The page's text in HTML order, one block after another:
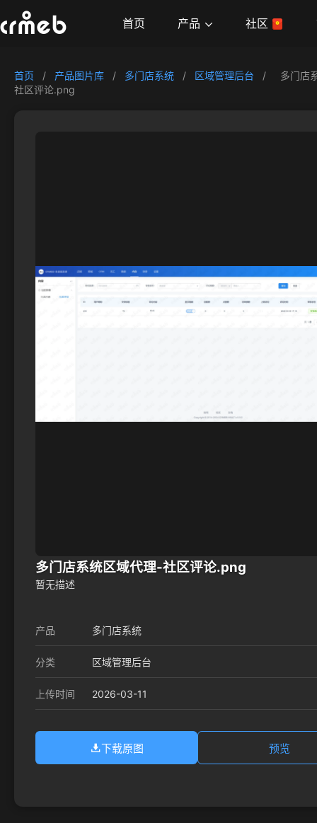
首页 产品 社区
首页 / 产品图片库 / 多门店系统 / 区域管理后台 /
多门店
社区评论.png
多门店系统区域代理-社区评论.png
暂无描述
产品 多门店系统
分类 区域管理后台
上传时间 2026-03-11
下载原图 预览